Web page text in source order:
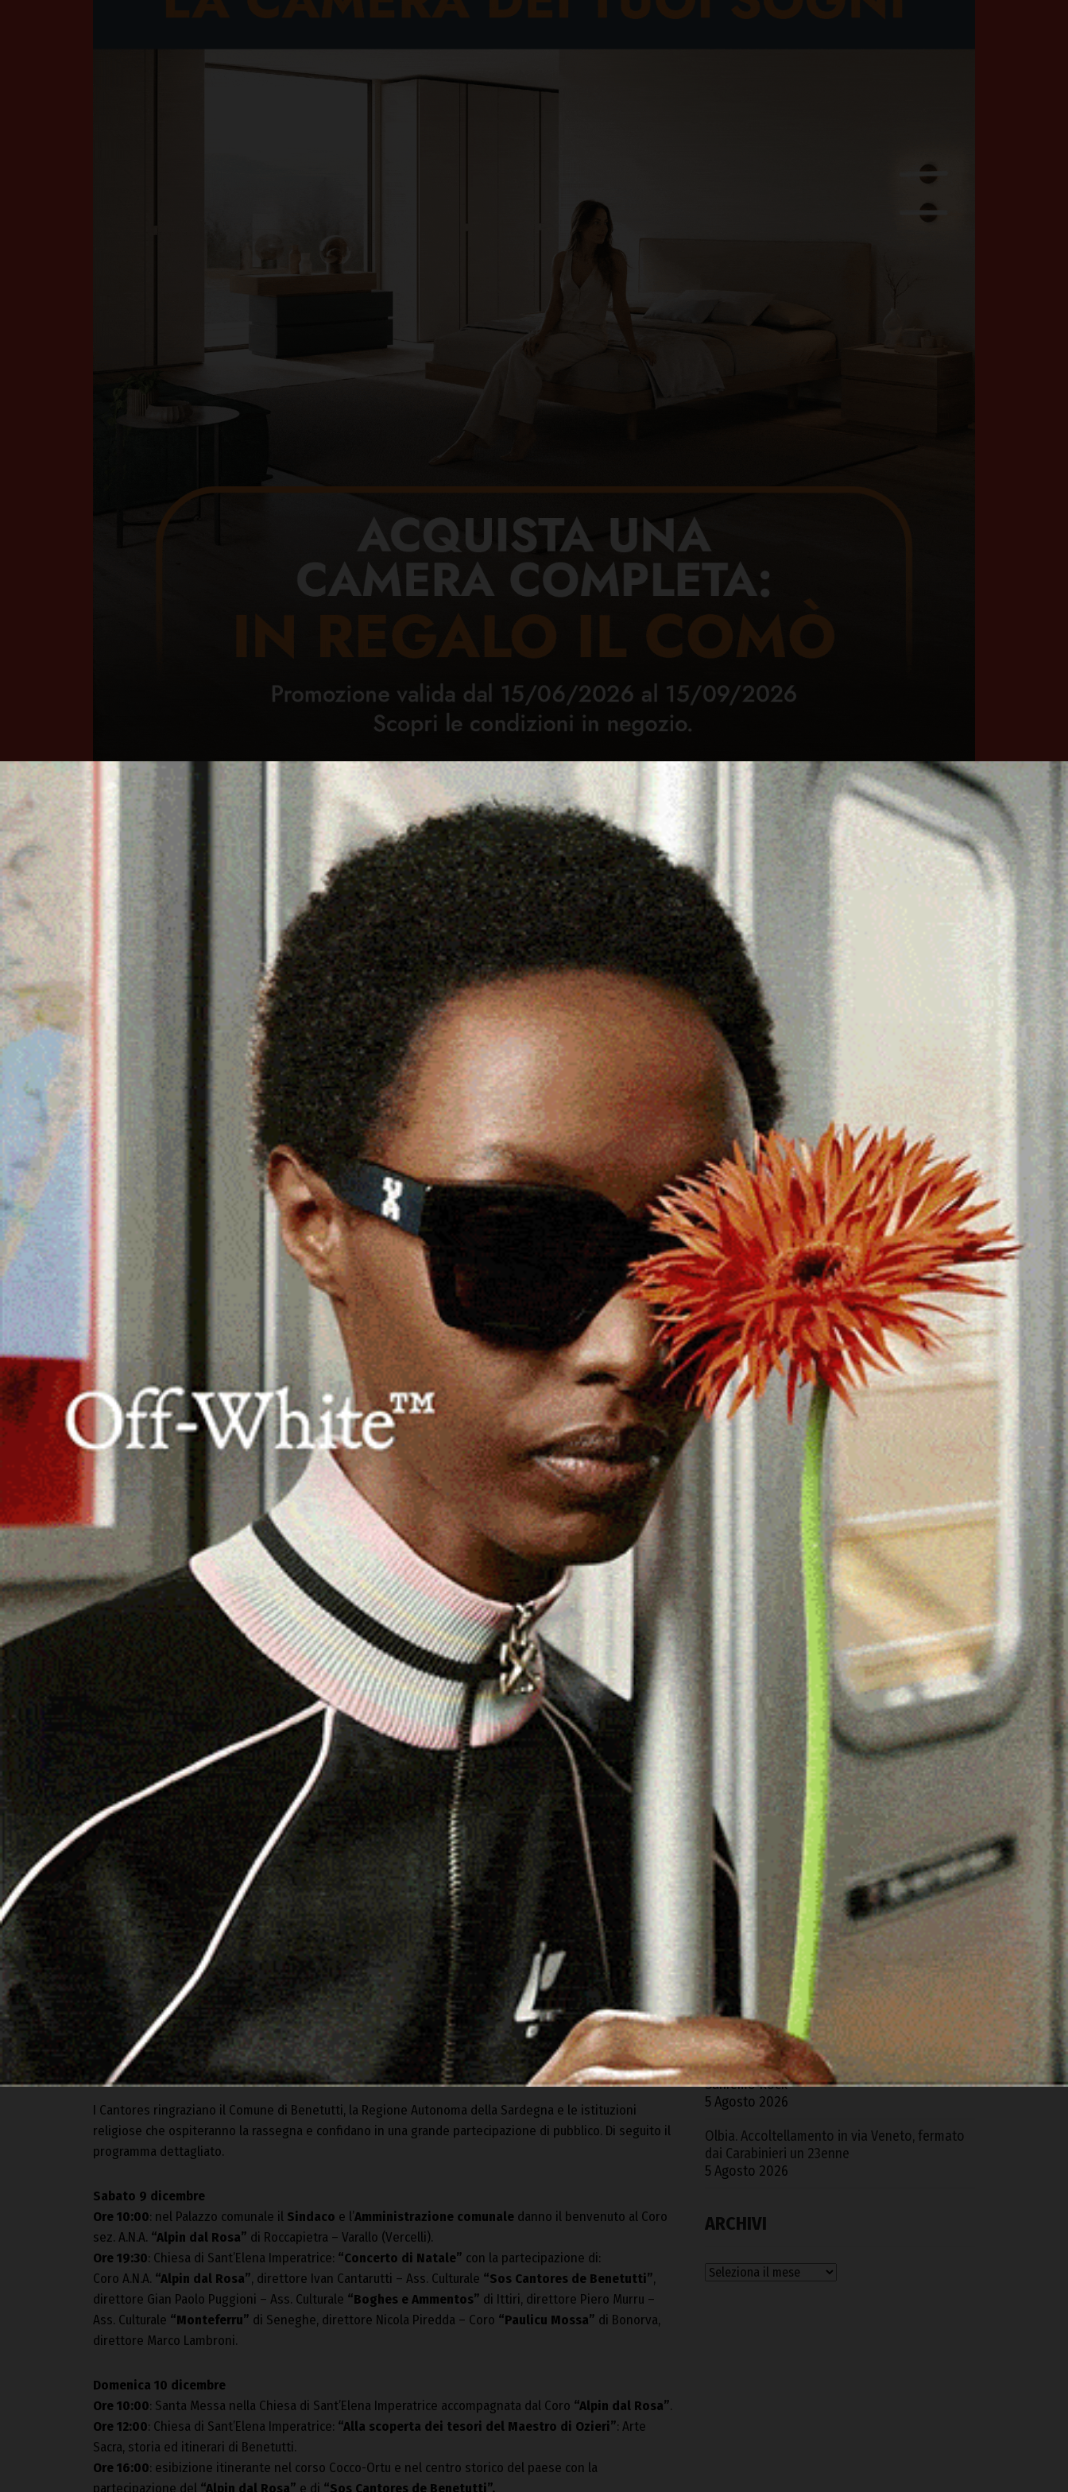
Home Ozieri Territorio Sardegna Cronaca Attualità Sport Cultura Rubriche Necrologie
Numeri
utili
Contatti
A BENETUTTI IL 9 E IL 10 DICEMBRE LA VIII EDIZIONE
DI “CANTOS DE NADALE”
6 Dicembre 2023, 13:54
All’evento, organizzato dall’Associazione culturale “Sos Cantores de Benetutti”,
parteciperà anche il Coro Alpino “Alpin dal Rosa” di Varallo.
BENETUTTI.È giunta alla suaVIII edizionela rassegna di canti natalizi denominata“Cantos de Nadale”
in programma per il 9 e 10 dicembre a Benetutti, organizzata dall’Associazione culturale“Sos Cantores
de Benetutti”
presieduta da Andrea Cuccu e diretta dal maestro Paolo Puggioni.
L’evento, reso possibile grazie al contributo del Comune di Benetutti e della Regione Autonoma della
Sardegna, si articola in due giornate di concerti e spazi culturali dedicati al Natale, con la partecipazione
del coro Alpino“Alpin dal Rosa”di Roccapietra – Varallo (Vercelli) e di altri cori della Sardegna.
La rassegna prenderà avvio sabato 9 dicembre con i saluti del Sindaco e il successivo concerto nella
chiesa di Sant’Elena Imperatrice. Si prosegue domenica 10 dicembre con alcuni momenti culturali ed
enogastronomici e con un concerto itinerante con i canti degli Alpini tra le vie del paese.
I Cantores ringraziano il Comune di Benetutti, la Regione Autonoma della Sardegna e le istituzioni
religiose che ospiteranno la rassegna e confidano in una grande partecipazione di pubblico. Di seguito il
programma dettagliato.
Sabato 9 dicembre
Ore 10:00: nel Palazzo comunale il Sindaco e l’Amministrazione comunale danno il benvenuto al Coro
sez. A.N.A. “Alpin dal Rosa” di Roccapietra – Varallo (Vercelli).
Ore 19:30: Chiesa di Sant’Elena Imperatrice: “Concerto di Natale” con la partecipazione di:
Coro A.N.A. “Alpin dal Rosa”, direttore Ivan Cantarutti – Ass. Culturale “Sos Cantores de Benetutti”,
direttore Gian Paolo Puggioni – Ass. Culturale “Boghes e Ammentos” di Ittiri, direttore Piero Murru –
Ass. Culturale “Monteferru” di Seneghe, direttore Nicola Piredda – Coro “Paulicu Mossa” di Bonorva,
direttore Marco Lambroni.
Domenica 10 dicembre
Ore 10:00: Santa Messa nella Chiesa di Sant’Elena Imperatrice accompagnata dal Coro “Alpin dal Rosa”.
Ore 12:00: Chiesa di Sant’Elena Imperatrice: “Alla scoperta dei tesori del Maestro di Ozieri”: Arte
Sacra, storia ed itinerari di Benetutti.
Ore 16:00: esibizione itinerante nel corso Cocco-Ortu e nel centro storico del paese con la
partecipazione del “Alpin dal Rosa” e di “Sos Cantores de Benetutti”.
Cerca
Cerca
Facebook
ThreadsInstagram
X YouTube
ARTICOLI RECENTI
Ozieri. L’Ospedale di Comunità mette a rischio i
reparti del “Segni”: la denuncia della Cgil
5 Agosto 2026
Macomer, distrutto da un incendio un fienile
nella Z.I. di Tossilo
5 Agosto 2026
A Gavoi la finale regionale del Poetry Slam
5
Agosto 2026
Edomor porta la Sardegna alla finale di
Sanremo Rock
5 Agosto 2026
Olbia. Accoltellamento in via Veneto, fermato
dai Carabinieri un 23enne
5 Agosto 2026
ARCHIVI
Archivi